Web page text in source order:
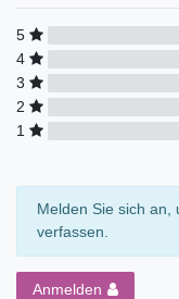
5
4
3
2
1
Melden Sie sich an,
verfassen.
Anmelden